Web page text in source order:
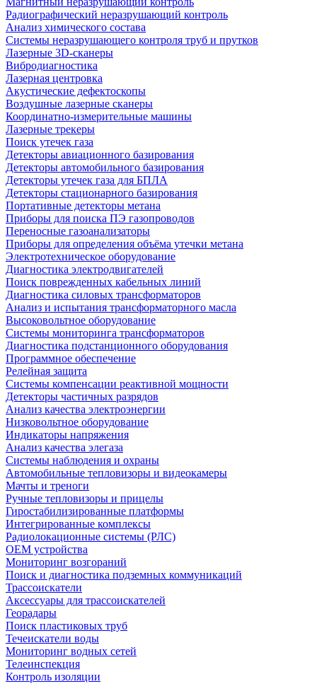
Радиографический неразрушающий контроль
Анализ химического состава
Системы неразрушающего контроля труб и прутков
Лазерные 3D-сканеры
Вибродиагностика
Лазерная центровка
Акустические дефектоскопы
Воздушные лазерные сканеры
Координатно-измерительные машины
Лазерные трекеры
Поиск утечек газа
Детекторы авиационного базирования
Детекторы автомобильного базирования
Детекторы утечек газа для БПЛА
Детекторы стационарного базирования
Портативные детекторы метана
Приборы для поиска ПЭ газопроводов
Переносные газоанализаторы
Приборы для определения объёма утечки метана
Электротехническое оборудование
Диагностика электродвигателей
Поиск поврежденных кабельных линий
Диагностика силовых трансформаторов
Анализ и испытания трансформаторного масла
Высоковольтное оборудование
Системы мониторинга трансформаторов
Диагностика подстанционного оборудования
Программное обеспечение
Релейная защита
Системы компенсации реактивной мощности
Детекторы частичных разрядов
Анализ качества электроэнергии
Низковольтное оборудование
Индикаторы напряжения
Анализ качества элегаза
Системы наблюдения и охраны
Автомобильные тепловизоры и видеокамеры
Мачты и треноги
Ручные тепловизоры и прицелы
Гиростабилизированные платформы
Интегрированные комплексы
Радиолокационные системы (РЛС)
OEM устройства
Мониторинг возгораний
Поиск и диагностика подземных коммуникаций
Трассоискатели
Аксессуары для трассоискателей
Георадары
Поиск пластиковых труб
Течеискатели воды
Мониторинг водных сетей
Телеинспекция
Контроль изоляции